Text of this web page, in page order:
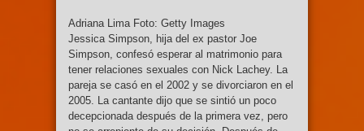
Adriana Lima Foto: Getty Images
Jessica Simpson, hija del ex pastor Joe
Simpson, confesó esperar al matrimonio para
tener relaciones sexuales con Nick Lachey. La
pareja se casó en el 2002 y se divorciaron en el
2005. La cantante dijo que se sintió un poco
decepcionada después de la primera vez, pero